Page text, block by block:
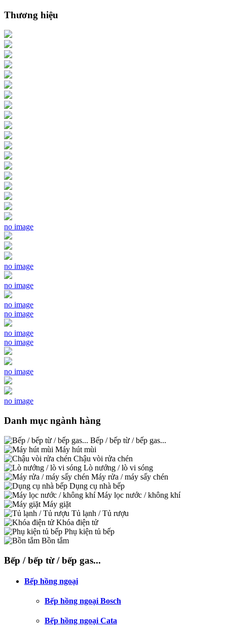
Thương hiệu
no image
no image
no image
no image
no image
no image
no image
no image
no image
Danh mục ngành hàng
Bếp / bếp từ / bếp gas...
Máy hút mùi
Chậu vòi rửa chén
Lò nướng / lò vi sóng
Máy rửa / máy sấy chén
Dụng cụ nhà bếp
Máy lọc nước / không khí
Máy giặt
Tủ lạnh / Tủ rượu
Khóa điện tử
Phụ kiện tủ bếp
Bồn tắm
Bếp / bếp từ / bếp gas...
Bếp hồng ngoại
Bếp hồng ngoại Bosch
Bếp hồng ngoại Cata